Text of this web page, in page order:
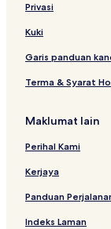
Privasi
Kuki
Garis panduan
Terma & Syarat
Maklumat lain
Perihal Kami
Kerjaya
Panduan
Indeks Laman